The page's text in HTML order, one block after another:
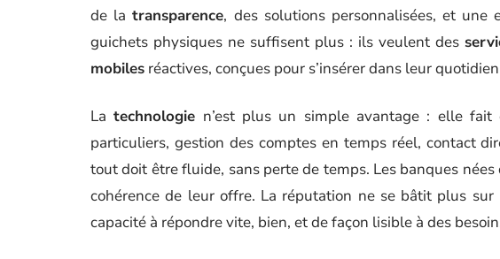
de latransparence, des solutions personnalisées, et une
guichets physiques ne suffisent plus : ils veulent des
mobiles réactives, conçues pour s’insérer dans leur
Latechnologie n’est plus un simple avantage : elle
particuliers, gestion des comptes en temps réel, contact
tout doit être fluide, sans perte de temps. Les banques
cohérence de leur offre. La réputation ne se bâtit plus sur
capacité à répondre vite, bien, et de façon lisible à des